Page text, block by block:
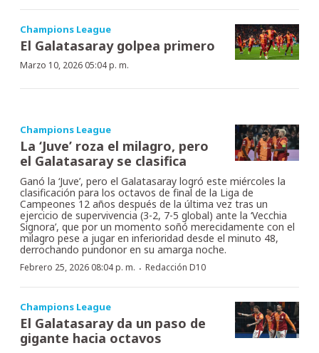
Champions League
El Galatasaray golpea primero
Marzo 10, 2026 05:04 p. m.
Champions League
La ‘Juve’ roza el milagro, pero
el Galatasaray se clasifica
Ganó la ‘Juve’, pero el Galatasaray logró este miércoles la
clasificación para los octavos de final de la Liga de
Campeones 12 años después de la última vez tras un
ejercicio de supervivencia (3-2, 7-5 global) ante la ‘Vecchia
Signora’, que por un momento soñó merecidamente con el
milagro pese a jugar en inferioridad desde el minuto 48,
derrochando pundonor en su amarga noche.
Febrero 25, 2026 08:04 p. m. · Redacción D10
Champions League
El Galatasaray da un paso de
gigante hacia octavos